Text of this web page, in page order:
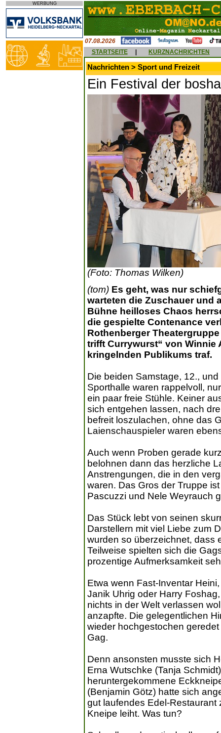
WERBUNG
07.08.2026
STARTSEITE
KURZNACHRICHTEN
Nachrichten > Sport und Freizeit
Ein Festival der
(Foto: Thomas Wilken)
(tom) Es geht, was nur
warteten die Zuschauer und
Bühne heilloses Chaos
die gespielte Contenance
Rothenberger
trifft Currywurst“ von Winnie
kringelnden Publikums traf.
Die beiden Samstage, 12.,
Sporthalle waren rappelvoll,
ein paar freie Stühle. Keiner
sich entgehen lassen, nach
befreit loszulachen, ohne das
Laienschauspieler waren
Auch wenn Proben gerade
belohnen dann das herzliche
Anstrengungen, die in den
waren. Das Gros der Truppe
Pascuzzi und Nele Weyrauch
Das Stück lebt von seinen
Darstellern mit viel Liebe zum
wurden so überzeichnet, dass
Teilweise spielten sich die
prozentige Aufmerksamkeit
Etwa wenn Fast-Inventar
Janik Uhrig oder Harry
nichts in der Welt verlassen
anzapfte. Die gelegentlichen
wieder hochgestochen
Gag.
Denn ansonsten musste sich
Erna Wutschke (Tanja
heruntergekommene
(Benjamin Götz) hatte sich
gut laufendes Edel-Restaurant
Kneipe leiht. Was tun?